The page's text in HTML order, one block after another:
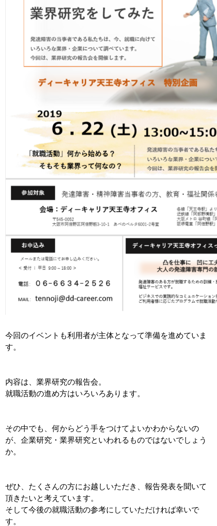
今回のイベントも利用者が主体となって準備を進めていま
す。
内容は、業界研究の報告会。
就職活動の進め方はいろいろあります。
その中でも、何からどう手をつけてよいかわからないの
が、企業研究・業界研究といわれるものではないでしょう
か。
ぜひ、たくさんの方にお越しいただき、報告発表を聞いて
頂きたいと考えています。
そして今後の就職活動の参考にしていただければ幸いで
す。